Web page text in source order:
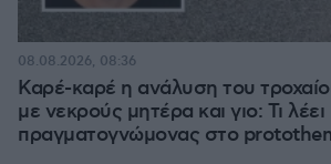
Καρέ-καρέ η ανάλυση του
με νεκρούς μητέρα και γιο: Τι λέει
πραγματογνώμονας στο
08.08.2026, 08:36